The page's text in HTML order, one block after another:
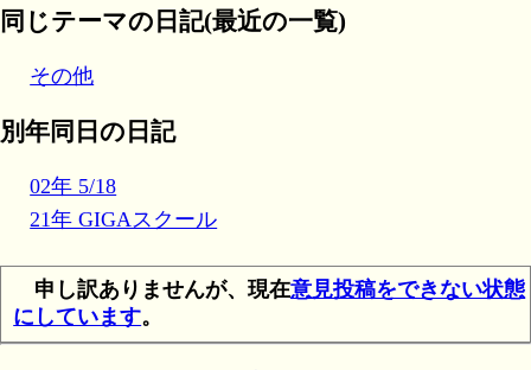
同じテーマの日記(最近の一覧)
その他
別年同日の日記
02年 5/18
21年 GIGAスクール
申し訳ありませんが、現在意見投稿をできない状態
にしています。